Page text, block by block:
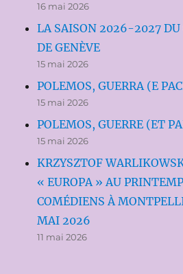
16 mai 2026
LA SAISON 2026-2027 DU
DE GENÈVE
15 mai 2026
POLEMOS, GUERRA (E
15 mai 2026
POLEMOS, GUERRE (ET
15 mai 2026
KRZYSZTOF
« EUROPA » AU
COMÉDIENS À
MAI 2026
11 mai 2026